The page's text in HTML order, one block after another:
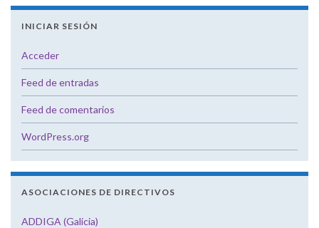
INICIAR SESIÓN
Acceder
Feed de entradas
Feed de comentarios
WordPress.org
ASOCIACIONES DE DIRECTIVOS
ADDIGA (Galicia)